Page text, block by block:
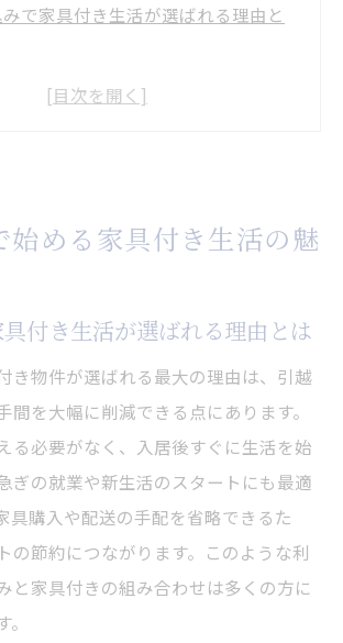
で家具付き生活が選ばれる理由と
の住み込みでも安心な家具付き物件
の魅力と家具付きの利便性を解説
込み物件なら手間を削減
住み込みで荷物を最小限に抑える
物件の家具付きで手間なく入居を
始める家具付き生活の魅
付き生活が選ばれる理由とは
き物件が選ばれる最大の理由は、引越
間を大幅に削減できる点にあります。
る必要がなく、入居後すぐに生活を始
ぎの就業や新生活のスタートにも最適
具購入や配送の手配を省略できるた
の節約につながります。このような利
と家具付きの組み合わせは多くの方に